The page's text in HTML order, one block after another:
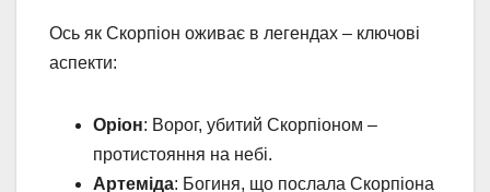
Ось як Скорпіон оживає в легендах – ключові
аспекти:
Оріон: Ворог, убитий Скорпіоном –
протистояння на небі.
Артеміда: Богиня, що послала Скорпіона